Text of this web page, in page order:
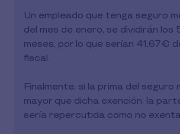
Un empleado que tenga seguro
del mes de enero, se dividirán
meses, por lo que serían 41,67€
fiscal.
Finalmente, si la prima del seguro
mayor que dicha exención, la
sería repercutida como no